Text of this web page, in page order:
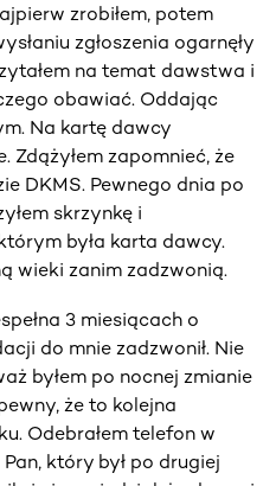
zrobiłem, potem
zgłoszenia ogarnęły
na temat dawstwa i
obawiać. Oddając
Na kartę dawcy
Zdążyłem zapomnieć, że
DKMS. Pewnego dnia po
skrzynkę i
była karta dawcy.
wieki zanim zadzwonią.
3 miesiącach o
do mnie zadzwonił. Nie
byłem po nocnej zmianie
że to kolejna
Odebrałem telefon w
który był po drugiej